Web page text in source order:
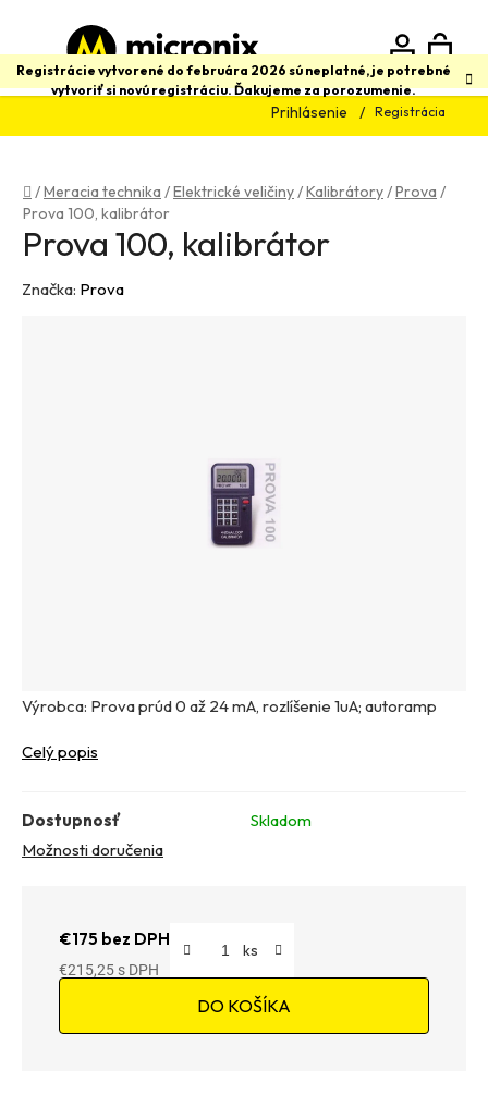
obsah
Registrácie vytvorené do februára 2026 sú neplatné, je potrebné
vytvoriť si novú registráciu. Ďakujeme za porozumenie.
Prihlásenie Registrácia
Hľadať
Domov
/Meracia technika /Elektrické veličiny/Kalibrátory/Prova /
Prova 100, kalibrátor
Výrobca: Prova prúd 0 až 24 mA, rozlíšenie 1uA; autoramp
Celý popis
Dostupnosť
Skladom
Možnosti doručenia
€175 bez DPH
€215,25
DO KOŠÍKA
Prova 100, kalibrátor
Značka: Prova